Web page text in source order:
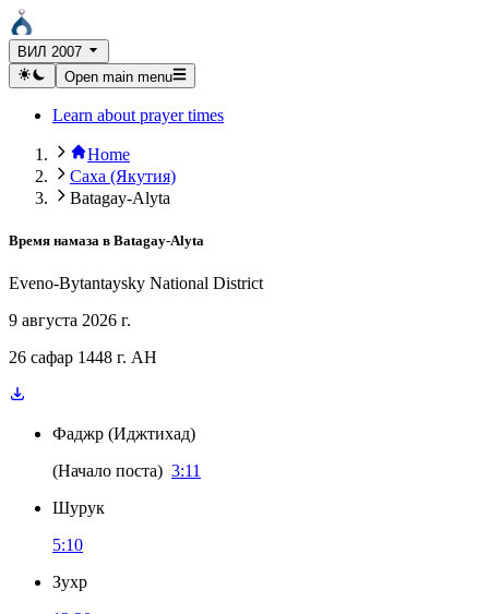
ВИЛ 2007
Open main menu
Learn about prayer times
Home
Саха (Якутия)
Batagay-Alyta
Время намаза в Batagay-Alyta
Eveno-Bytantaysky National District
9 августа 2026 г.
26 сафар 1448 г. AH
Фаджр (Иджтихад)
(Начало поста) 3:11
Шурук
5:10
Зухр